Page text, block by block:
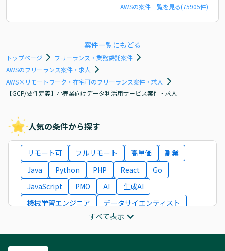
AWSの案件一覧を見る(75905件)
案件一覧にもどる
トップページ
フリーランス・業務委託案件
AWSのフリーランス案件・求人
AWS×リモートワーク・在宅可のフリーランス案件・求人
【GCP/要件定義】小売業向けデータ利活用サービス案件・求人
人気の条件から探す
リモート可 フルリモート 高単価
副業
Java
Python PHP React
Go
JavaScript
PMO AI
生成AI
機械学習エンジニア
データサイエンティスト
ITコンサルタント
フロントエンドエンジニア
すべて表示